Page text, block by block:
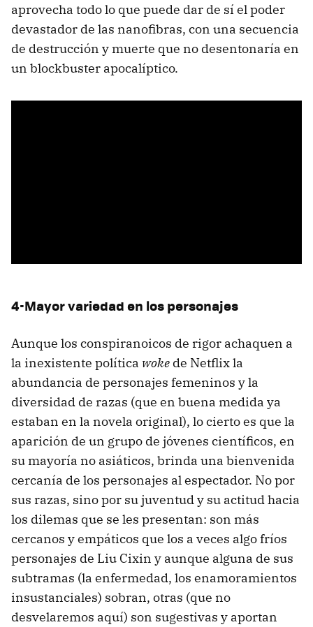
aprovecha todo lo que puede dar de sí el poder
devastador de las nanofibras, con una secuencia
de destrucción y muerte que no desentonaría en
un blockbuster apocalíptico.
4-Mayor variedad en los personajes
Aunque los conspiranoicos de rigor achaquen a
la inexistente política woke de Netflix la
abundancia de personajes femeninos y la
diversidad de razas (que en buena medida ya
estaban en la novela original), lo cierto es que la
aparición de un grupo de jóvenes científicos, en
su mayoría no asiáticos, brinda una bienvenida
cercanía de los personajes al espectador. No por
sus razas, sino por su juventud y su actitud hacia
los dilemas que se les presentan: son más
cercanos y empáticos que los a veces algo fríos
personajes de Liu Cixin y aunque alguna de sus
subtramas (la enfermedad, los enamoramientos
insustanciales) sobran, otras (que no
desvelaremos aquí) son sugestivas y aportan